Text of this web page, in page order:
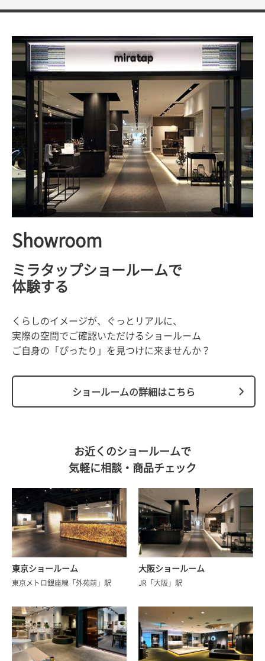
Showroom
ミラタップショールームで
体験する
くらしのイメージが、ぐっとリアルに、
実際の空間でご確認いただけるショールーム
ご自身の「ぴったり」を見つけに来ませんか？
ショールームの詳細はこちら
お近くのショールームで
気軽に相談・商品チェック
東京ショールーム
東京メトロ銀座線「外苑前」駅
大阪ショールーム
JR「大阪」駅